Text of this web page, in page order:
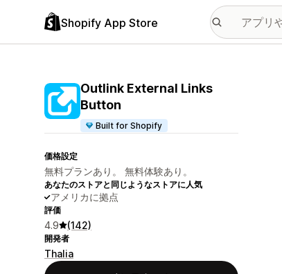
Shopify App Store
Outlink External Links
Button
Built for Shopify
価格設定
無料プランあり。 無料体験あり。
あなたのストアと同じようなストアに人気
アメリカに拠点
評価
4.9 (142)
開発者
Thalia